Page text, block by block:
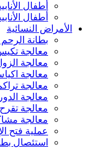
أطفال
أطفال
الأمراض النسائية
بطانة
معالجة
معالجة
معالجة
معالجة
معالجة
معالجة
معالجة
عملية فتح
استئصال